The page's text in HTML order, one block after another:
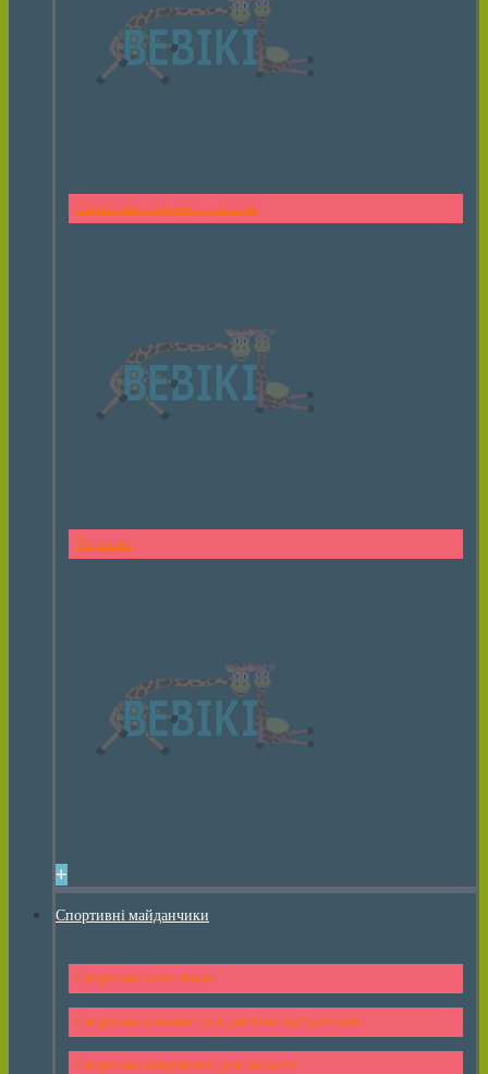
Спортивні елементи з канатів
Тарзанка
+
Спортивні майданчики
Спортивні Комплекси
Спортивні елементи для дитячих майданчиків
Спортивні майданчики для малюків